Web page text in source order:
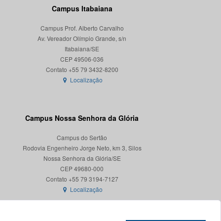
Campus Itabaiana
Campus Prof. Alberto Carvalho
Av. Vereador Olímpio Grande, s/n
Itabaiana/SE
CEP 49506-036
Localização
Campus Nossa Senhora da Glória
Campus do Sertão
Rodovia Engenheiro Jorge Neto, km 3, Silos
Nossa Senhora da Glória/SE
CEP 49680-000
Contato +55 79 3194-7127
Localização